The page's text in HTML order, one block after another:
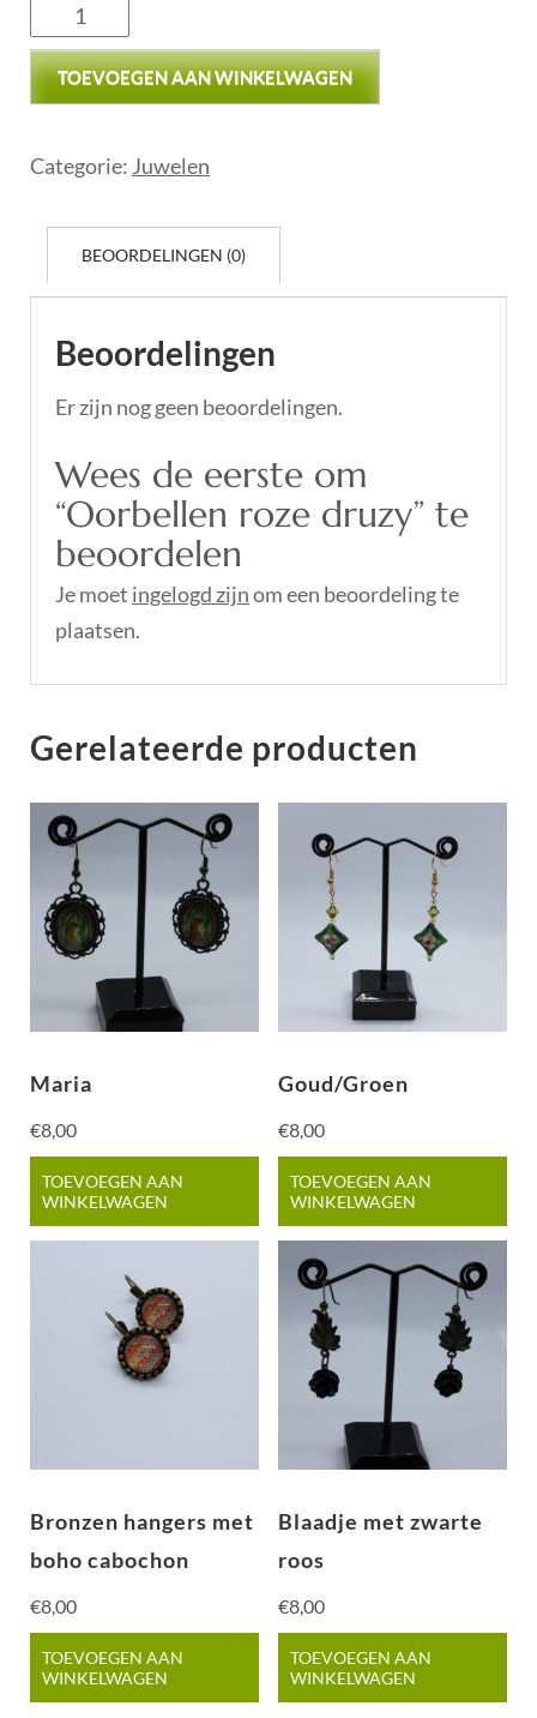
TOEVOEGEN AAN WINKELWAGEN
Categorie: Juwelen
BEOORDELINGEN (0)
Beoordelingen
Er zijn nog geen beoordelingen.
Wees de eerste om
“Oorbellen roze druzy” te
beoordelen
Je moet ingelogd zijnom een beoordeling te
plaatsen.
Gerelateerde producten
Maria
€8,00
TOEVOEGEN AAN
WINKELWAGEN
Goud/Groen
€8,00
TOEVOEGEN AAN
WINKELWAGEN
Bronzen hangers met
boho cabochon
€8,00
TOEVOEGEN AAN
WINKELWAGEN
Blaadje met zwarte
roos
€8,00
TOEVOEGEN AAN
WINKELWAGEN